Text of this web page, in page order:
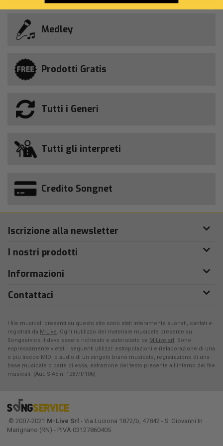
Medley
Prodotti Gratis
Tutti i Generi
Tutti gli interpreti
Credito Songnet
Iscrizione alla newsletter
I nostri prodotti
Informazioni
Contattaci
I file musicali presenti su questo sito sono stati interamente suonati, cantati e
registrati da M-Live. Ogni riutilizzo del materiale musicale presente su
Songservice.it deve essere richiesto e autorizzato da M-Live srl. Sono
espressamente vietati i seguenti utilizzi: estrapolazioni e rielaborazione di una
o più tracce MIDI o audio di un singolo brano musicale, registrazione di una
base musicale o parte di essa, estrazione del testo presente all'interno dei file
musicali. (Aut. SIAE n. 1287/I/106)
© 2007-2021 M-Live Srl - Via Luciona 1872/b, 47842 - S. Giovanni In
Marignano (RN) - P.IVA 03127860405